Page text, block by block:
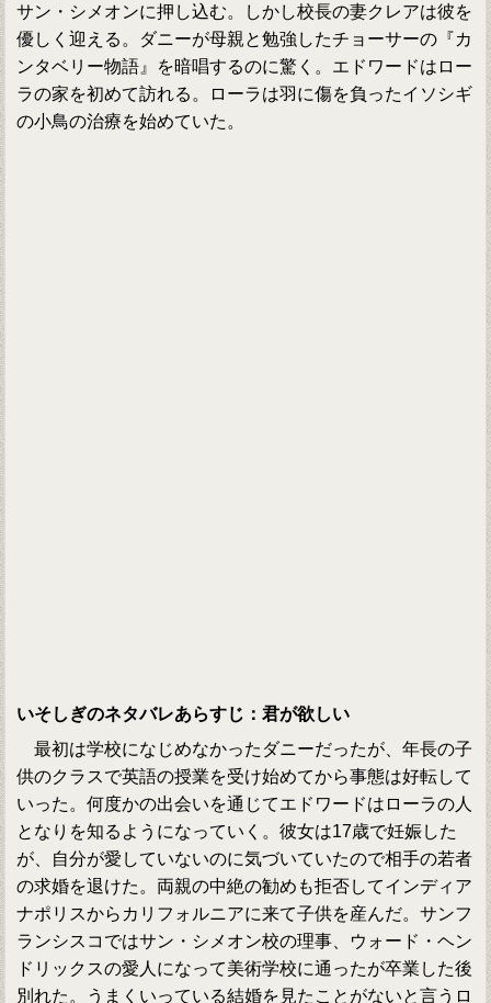
サン・シメオンに押し込む。しかし校長の妻クレアは彼を
優しく迎える。ダニーが母親と勉強したチョーサーの『カ
ンタベリー物語』を暗唱するのに驚く。エドワードはロー
ラの家を初めて訪れる。ローラは羽に傷を負ったイソシギ
の小鳥の治療を始めていた。
いそしぎのネタバレあらすじ：君が欲しい
最初は学校になじめなかったダニーだったが、年長の子
供のクラスで英語の授業を受け始めてから事態は好転して
いった。何度かの出会いを通じてエドワードはローラの人
となりを知るようになっていく。彼女は17歳で妊娠した
が、自分が愛していないのに気づいていたので相手の若者
の求婚を退けた。両親の中絶の勧めも拒否してインディア
ナポリスからカリフォルニアに来て子供を産んだ。サンフ
ランシスコではサン・シメオン校の理事、ウォード・ヘン
ドリックスの愛人になって美術学校に通ったが卒業した後
別れた。うまくいっている結婚を見たことがないと言うロ